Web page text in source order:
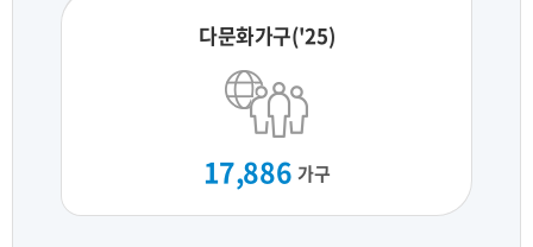
다문화가구('25)
17,886 가구